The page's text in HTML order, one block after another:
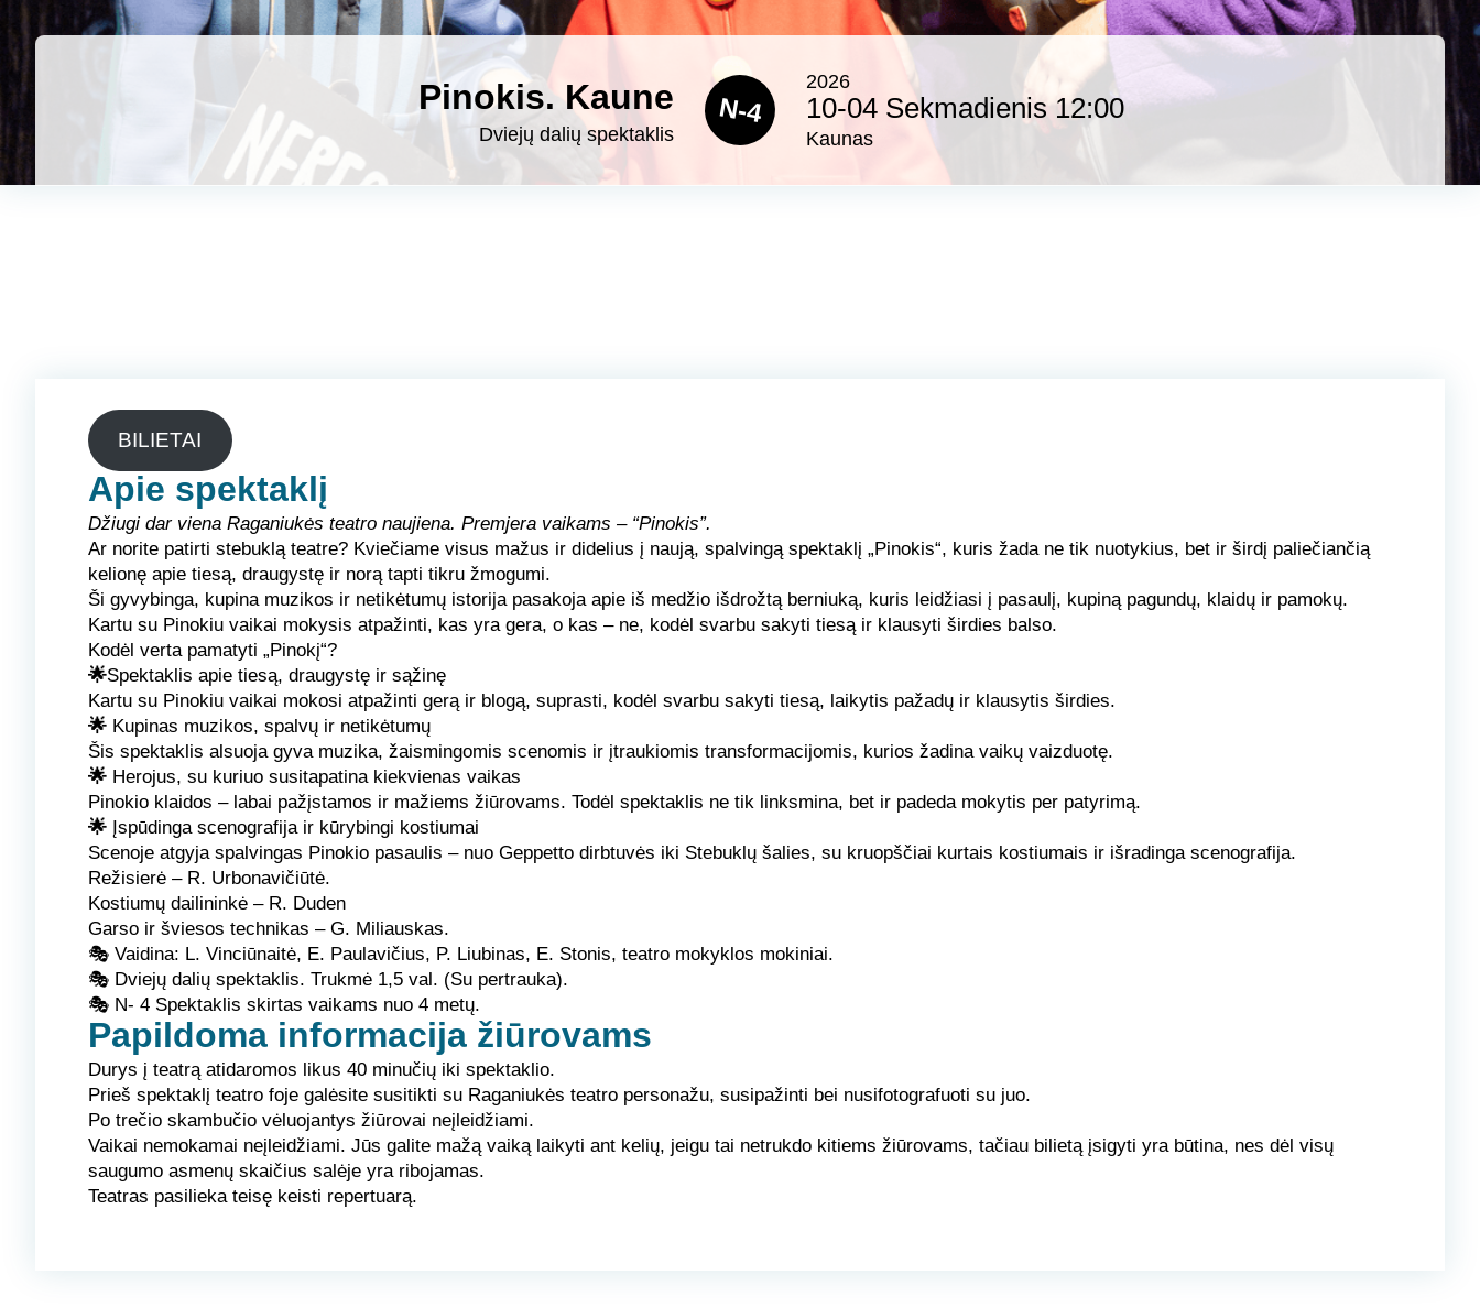
Pinokis. Kaune
Dviejų dalių spektaklis
N-4
2026
10-04 Sekmadienis 12:00
Kaunas
BILIETAI
Apie spektaklį
Džiugi dar viena Raganiukės teatro naujiena. Premjera vaikams – “Pinokis”.
Ar norite patirti stebuklą teatre? Kviečiame visus mažus ir didelius į naują, spalvingą spektaklį „Pinokis“, kuris žada ne tik nuotykius, bet ir širdį paliečiančią
kelionę apie tiesą, draugystę ir norą tapti tikru žmogumi.
Ši gyvybinga, kupina muzikos ir netikėtumų istorija pasakoja apie iš medžio išdrožtą berniuką, kuris leidžiasi į pasaulį, kupiną pagundų, klaidų ir pamokų.
Kartu su Pinokiu vaikai mokysis atpažinti, kas yra gera, o kas – ne, kodėl svarbu sakyti tiesą ir klausyti širdies balso.
Kodėl verta pamatyti „Pinokį“?
🌟Spektaklis apie tiesą, draugystę ir sąžinę
Kartu su Pinokiu vaikai mokosi atpažinti gerą ir blogą, suprasti, kodėl svarbu sakyti tiesą, laikytis pažadų ir klausytis širdies.
🌟 Kupinas muzikos, spalvų ir netikėtumų
Šis spektaklis alsuoja gyva muzika, žaismingomis scenomis ir įtraukiomis transformacijomis, kurios žadina vaikų vaizduotę.
🌟 Herojus, su kuriuo susitapatina kiekvienas vaikas
Pinokio klaidos – labai pažįstamos ir mažiems žiūrovams. Todėl spektaklis ne tik linksmina, bet ir padeda mokytis per patyrimą.
🌟 Įspūdinga scenografija ir kūrybingi kostiumai
Scenoje atgyja spalvingas Pinokio pasaulis – nuo Geppetto dirbtuvės iki Stebuklų šalies, su kruopščiai kurtais kostiumais ir išradinga scenografija.
Režisierė – R. Urbonavičiūtė.
Kostiumų dailininkė – R. Duden
Garso ir šviesos technikas – G. Miliauskas.
🎭 Vaidina: L. Vinciūnaitė, E. Paulavičius, P. Liubinas, E. Stonis, teatro mokyklos mokiniai.
🎭 Dviejų dalių spektaklis. Trukmė 1,5 val. (Su pertrauka).
🎭 N- 4 Spektaklis skirtas vaikams nuo 4 metų.
Papildoma informacija žiūrovams
Durys į teatrą atidaromos likus 40 minučių iki spektaklio.
Prieš spektaklį teatro foje galėsite susitikti su Raganiukės teatro personažu, susipažinti bei nusifotografuoti su juo.
Po trečio skambučio vėluojantys žiūrovai neįleidžiami.
Vaikai nemokamai neįleidžiami. Jūs galite mažą vaiką laikyti ant kelių, jeigu tai netrukdo kitiems žiūrovams, tačiau bilietą įsigyti yra būtina, nes dėl visų
saugumo asmenų skaičius salėje yra ribojamas.
Teatras pasilieka teisę keisti repertuarą.